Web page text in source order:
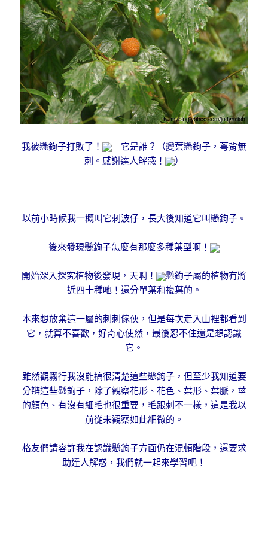
我被懸鉤子打敗了！
它是誰？（變葉懸鉤子，萼背無
刺。感謝達人解惑！
）
以前小時候我一概叫它刺波仔，長大後知道它叫懸鉤子。
後來發現懸鉤子怎麼有那麼多種葉型啊！
開始深入探究植物後發現，天啊！
懸鉤子屬的植物有將
近四十種吔！還分單葉和複葉的。
本來想放棄這一屬的刺刺傢伙，但是每次走入山裡都看到
它，就算不喜歡，好奇心使然，最後忍不住還是想認識
它。
雖然觀霧行我沒能搞很清楚這些懸鉤子，但至少我知道要
分辨這些懸鉤子，除了觀察花形、花色、葉形、葉脈，莖
的顏色、有沒有細毛也很重要，毛跟刺不一樣，這是我以
前從未觀察如此細微的。
格友們請容許我在認識懸鉤子方面仍在混頓階段，還要求
助達人解惑，我們就一起來學習吧！